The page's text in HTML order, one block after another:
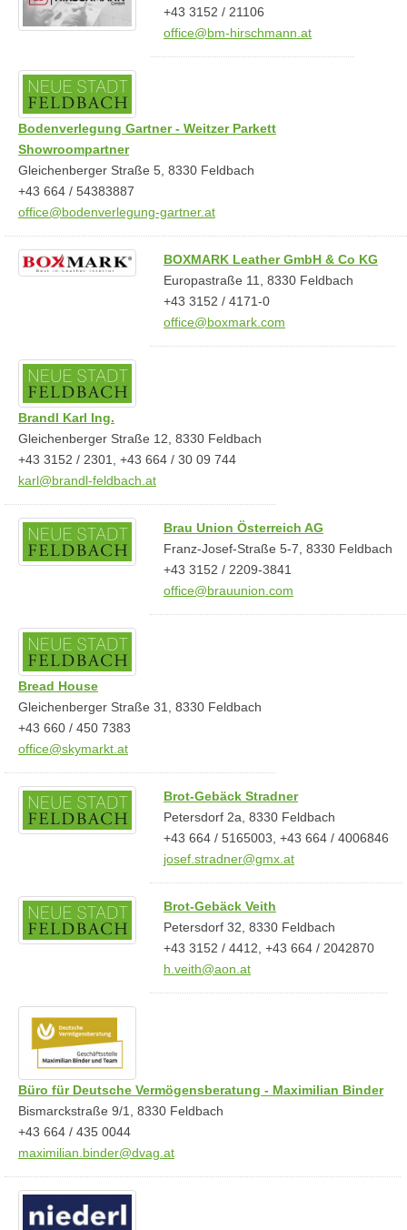
+43 3152 / 21106
office@bm-hirschmann.at
Bodenverlegung Gartner - Weitzer Parkett
Showroompartner
Gleichenberger Straße 5, 8330 Feldbach
+43 664 / 54383887
office@bodenverlegung-gartner.at
BOXMARK Leather GmbH & Co KG
Europastraße 11, 8330 Feldbach
+43 3152 / 4171-0
office@boxmark.com
Brandl Karl Ing.
Gleichenberger Straße 12, 8330 Feldbach
+43 3152 / 2301, +43 664 / 30 09 744
karl@brandl-feldbach.at
Brau Union Österreich AG
Franz-Josef-Straße 5-7, 8330 Feldbach
+43 3152 / 2209-3841
office@brauunion.com
Bread House
Gleichenberger Straße 31, 8330 Feldbach
+43 660 / 450 7383
office@skymarkt.at
Brot-Gebäck Stradner
Petersdorf 2a, 8330 Feldbach
+43 664 / 5165003, +43 664 / 4006846
josef.stradner@gmx.at
Brot-Gebäck Veith
Petersdorf 32, 8330 Feldbach
+43 3152 / 4412, +43 664 / 2042870
h.veith@aon.at
Büro für Deutsche Vermögensberatung - Maximilian Binder
Bismarckstraße 9/1, 8330 Feldbach
+43 664 / 435 0044
maximilian.binder@dvag.at